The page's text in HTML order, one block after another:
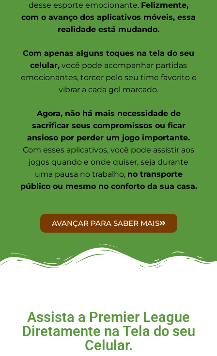
desse esporte emocionante. Felizmente,
com o avanço dos aplicativos móveis, essa
realidade está mudando.
Com apenas alguns toques na tela do seu
celular, você pode acompanhar partidas
emocionantes, torcer pelo seu time favorito e
vibrar a cada gol marcado.
Agora, não há mais necessidade de
sacrificar seus compromissos ou ficar
ansioso por perder um jogo importante.
Com esses aplicativos, você pode assistir aos
jogos quando e onde quiser, seja durante
uma pausa no trabalho, no transporte
público ou mesmo no conforto da sua casa.
AVANÇAR PARA SABER MAIS
Assista a Premier League
Diretamente na Tela do seu
Celular.